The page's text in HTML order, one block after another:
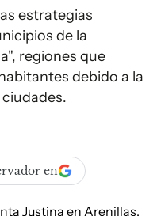
estrategias
de la
regiones que
debido a la
en